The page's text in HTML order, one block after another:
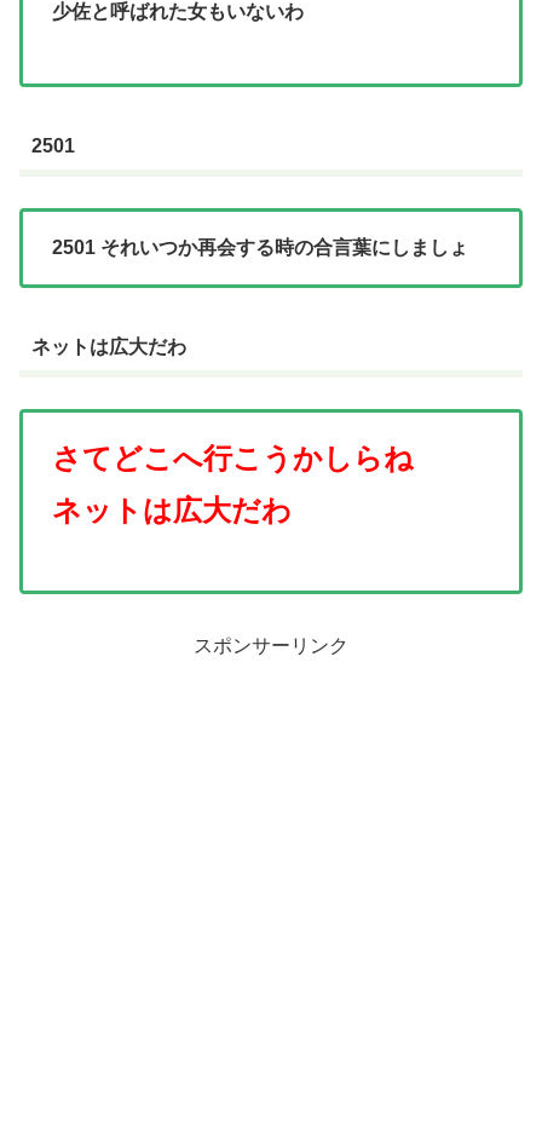
少佐と呼ばれた女もいないわ
2501
2501 それいつか再会する時の合言葉にしましょ
ネットは広大だわ
さてどこへ行こうかしらね
ネットは広大だわ
スポンサーリンク